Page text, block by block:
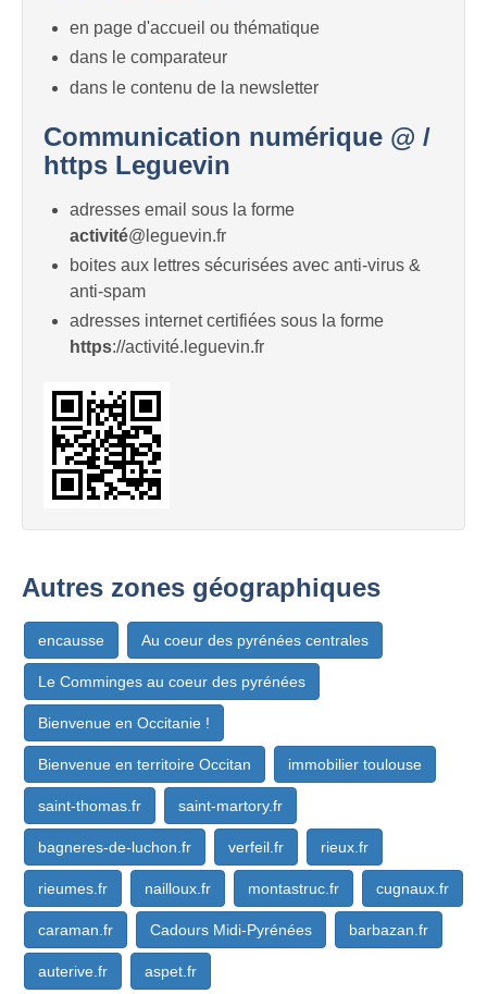
en page d'accueil ou thématique
dans le comparateur
dans le contenu de la newsletter
Communication numérique @ /
https Leguevin
adresses email sous la forme
activité@leguevin.fr
boites aux lettres sécurisées avec anti-virus &
anti-spam
adresses internet certifiées sous la forme
https://activité.leguevin.fr
Autres zones géographiques
encausse Au coeur des pyrénées centrales
Le Comminges au coeur des pyrénées
Bienvenue en Occitanie !
Bienvenue en territoire Occitan immobilier toulouse
saint-thomas.fr saint-martory.fr
bagneres-de-luchon.fr verfeil.fr rieux.fr
rieumes.fr nailloux.fr montastruc.fr cugnaux.fr
caraman.fr Cadours Midi-Pyrénées barbazan.fr
auterive.fr aspet.fr